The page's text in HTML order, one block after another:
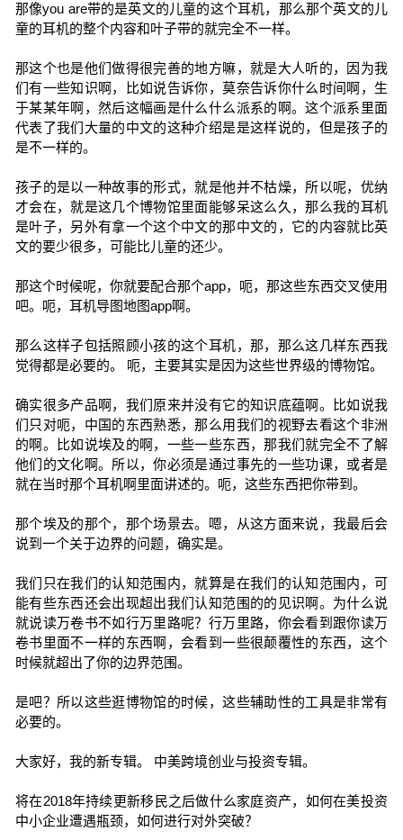
那像you are带的是英文的儿童的这个耳机，那么那个英文的儿
童的耳机的整个内容和叶子带的就完全不一样。
那这个也是他们做得很完善的地方嘛，就是大人听的，因为我
们有一些知识啊，比如说告诉你，莫奈告诉你什么时间啊，生
于某某年啊，然后这幅画是什么什么派系的啊。这个派系里面
代表了我们大量的中文的这种介绍是是这样说的，但是孩子的
是不一样的。
孩子的是以一种故事的形式，就是他并不枯燥，所以呢，优纳
才会在，就是这几个博物馆里面能够呆这么久，那么我的耳机
是叶子，另外有拿一个这个中文的那中文的，它的内容就比英
文的要少很多，可能比儿童的还少。
那这个时候呢，你就要配合那个app，呃，那这些东西交叉使用
吧。呃，耳机导图地图app啊。
那么这样子包括照顾小孩的这个耳机，那，那么这几样东西我
觉得都是必要的。 呃，主要其实是因为这些世界级的博物馆。
确实很多产品啊，我们原来并没有它的知识底蕴啊。比如说我
们只对呃，中国的东西熟悉，那么用我们的视野去看这个非洲
的啊。比如说埃及的啊，一些一些东西，那我们就完全不了解
他们的文化啊。所以，你必须是通过事先的一些功课，或者是
就在当时那个耳机啊里面讲述的。呃，这些东西把你带到。
那个埃及的那个，那个场景去。嗯，从这方面来说，我最后会
说到一个关于边界的问题，确实是。
我们只在我们的认知范围内，就算是在我们的认知范围内，可
能有些东西还会出现超出我们认知范围的的见识啊。为什么说
就说读万卷书不如行万里路呢？行万里路，你会看到跟你读万
卷书里面不一样的东西啊，会看到一些很颠覆性的东西，这个
时候就超出了你的边界范围。
是吧？所以这些逛博物馆的时候，这些辅助性的工具是非常有
必要的。
大家好，我的新专辑。 中美跨境创业与投资专辑。
将在2018年持续更新移民之后做什么家庭资产，如何在美投资
中小企业遭遇瓶颈，如何进行对外突破？